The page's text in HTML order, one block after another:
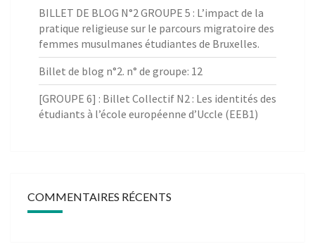
BILLET DE BLOG N°2 GROUPE 5 : L’impact de la
pratique religieuse sur le parcours migratoire des
femmes musulmanes étudiantes de Bruxelles.
Billet de blog n°2. n° de groupe: 12
[GROUPE 6] : Billet Collectif N2 : Les identités des
étudiants à l’école européenne d’Uccle (EEB1)
COMMENTAIRES RÉCENTS